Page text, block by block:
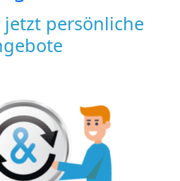
jetzt persönliche